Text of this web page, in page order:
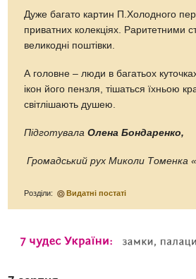
Дуже багато картин П.Холодного
приватних колекціях. Раритетними
великодні поштівки.
А головне – люди в багатьох
ікон його пензля, тішаться їхньою
світлішають душею.
ПідготувалаОлена Бондаренко,
Громадський рух Миколи Томенка
Розділи: Видатні постаті